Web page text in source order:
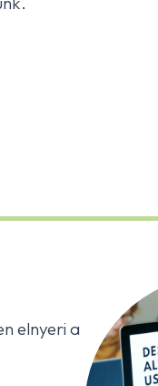
elnyeri a